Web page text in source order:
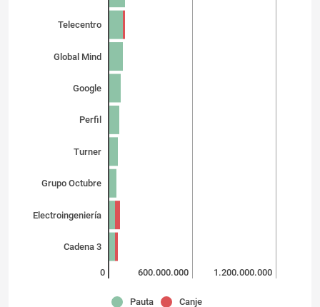
Telecentro
Global Mind
Google
Perfil
Turner
Grupo Octubre
Electroingeniería
Cadena 3
0 600.000.000 1.200.000.000
Pauta Canje